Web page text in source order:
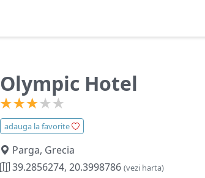
Olympic Hotel
adauga la favorite
Parga, Grecia
39.2856274, 20.3998786(vezi harta)